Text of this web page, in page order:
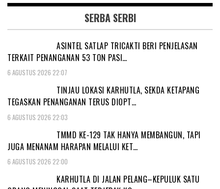
SERBA SERBI
ASINTEL SATLAP TRICAKTI BERI PENJELASAN
TERKAIT PENANGANAN 53 TON PASI…
6 AGUSTUS 2026 22:07
TINJAU LOKASI KARHUTLA, SEKDA KETAPANG
TEGASKAN PENANGANAN TERUS DIOPT…
6 AGUSTUS 2026 22:03
TMMD KE-129 TAK HANYA MEMBANGUN, TAPI
JUGA MENANAM HARAPAN MELALUI KET…
6 AGUSTUS 2026 22:00
KARHUTLA DI JALAN PELANG–KEPULUK SATU